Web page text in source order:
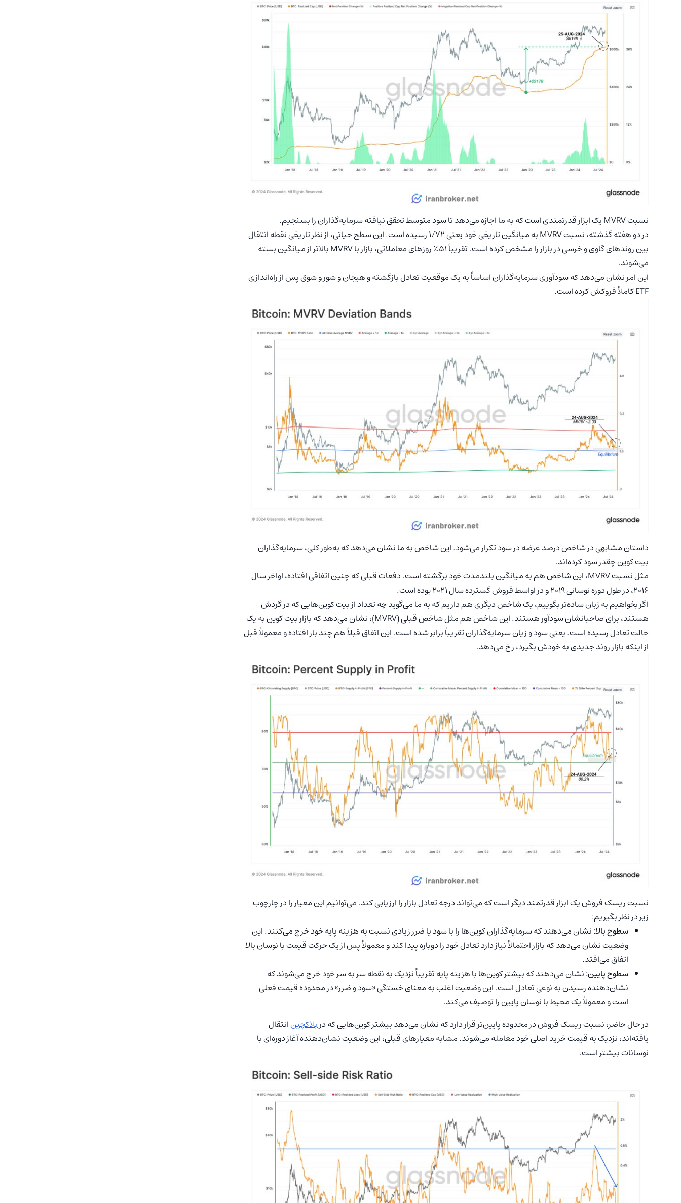
نسبت MVRV یک ابزار قدرتمندی است که به ما اجازه می‌دهد تا سود متوسط تحقق نیافته سرمایه‌گذاران را بسنجیم.
در دو هفته گذشته، نسبت MVRV به میانگین تاریخی خود یعنی ۱/۷۲ رسیده است. این سطح حیاتی، از نظر تاریخی نقطه انتقال
بین روندهای گاوی و خرسی در بازار را مشخص کرده است. تقریباً ۵۱٪ روزهای معاملاتی، بازار با MVRV بالاتر از میانگین بسته
می‌شوند.
این امر نشان می‌دهد که سودآوری سرمایه‌گذاران اساساً به یک موقعیت تعادل بازگشته و هیجان و شور و شوق پس از راه‌اندازی
ETF کاملاً فروکش کرده است.
داستان مشابهی در شاخص درصد عرضه در سود تکرار می‌شود. این شاخص به ما نشان می‌دهد که به‌طور کلی، سرمایه‌گذاران
بیت‌ کوین چقدر سود کرده‌اند.
مثل نسبت MVRV، این شاخص هم به میانگین بلندمدت خود برگشته است. دفعات قبلی که چنین اتفاقی افتاده، اواخر سال
۲۰۱۶، در طول دوره نوسانی ۲۰۱۹ و در اواسط فروش گسترده سال ۲۰۲۱ بوده است.
اگر بخواهیم به زبان ساده‌تر بگوییم، یک شاخص دیگری هم داریم که به ما می‌گوید چه تعداد از بیت‌ کوین‌هایی که در گردش
هستند، برای صاحبانشان سودآور هستند. این شاخص هم مثل شاخص قبلی (MVRV)، نشان می‌دهد که بازار بیت‌ کوین به یک
حالت تعادل رسیده است. یعنی سود و زیان سرمایه‌گذاران تقریباً برابر شده است. این اتفاق قبلاً هم چند بار افتاده و معمولاً قبل
از اینکه بازار روند جدیدی به خودش بگیرد، رخ می‌دهد.
نسبت ریسک فروش یک ابزار قدرتمند دیگر است که می‌تواند درجه تعادل بازار را ارزیابی کند. می‌توانیم این معیار را در چارچوب
زیر در نظر بگیریم:
سطوح بالا:نشان می‌دهند که سرمایه‌گذاران کوین‌ها را با سود یا ضرر زیادی نسبت به هزینه پایه خود خرج می‌کنند. این
وضعیت نشان می‌دهد که بازار احتمالاً نیاز دارد تعادل خود را دوباره پیدا کند و معمولاً پس از یک حرکت قیمت با نوسان بالا
اتفاق می‌افتد.
سطوحپایین:نشان می‌دهند که بیشتر کوین‌ها با هزینه پایه تقریباً نزدیک به نقطه سر به سر خود خرج می‌شوند که
نشان‌دهنده رسیدن به نوعی تعادل است. این وضعیت اغلب به معنای خستگی «سود و ضرر» در محدوده قیمت فعلی
است و معمولاً یک محیط با نوسان پایین را توصیف می‌کند.
در حال حاضر، نسبت ریسک فروش در محدوده پایین‌تر قرار دارد که نشان می‌دهد بیشتر کوین‌هایی که دربلاکچینانتقال
یافته‌اند، نزدیک به قیمت خرید اصلی خود معامله می‌شوند. مشابه معیارهای قبلی، این وضعیت نشان‌دهنده آغاز دوره‌ای با
نوسانات بیشتر است.